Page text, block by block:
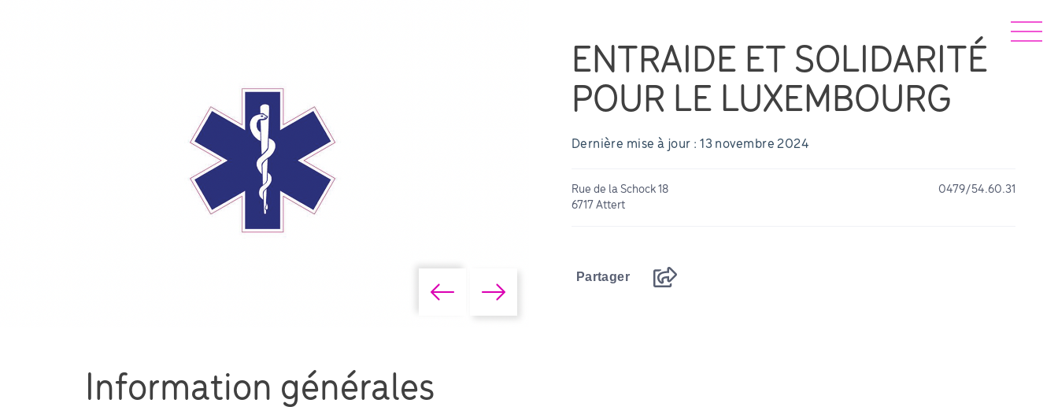
ENTRAIDE ET SOLIDARITÉ
POUR LE LUXEMBOURG
Dernière mise à jour : 13 novembre 2024
Rue de la Schock 18
6717 Attert
0479/54.60.31
Partager
Information générales